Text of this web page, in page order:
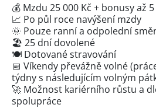
💰 Mzdu 25 000 Kč + bonusy až
📈 Po půl roce navýšení mzdy
🌞 Pouze ranní a odpolední
🏖️ 25 dní dovolené
🍽️ Dotované stravování
📅 Víkendy převážně volné
týdny s následujícím volným
🚀 Možnost kariérního růstu a
spolupráce